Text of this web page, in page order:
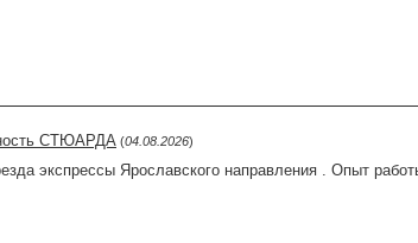
СТЮАРДА (04.08.2026)
экспрессы Ярославского направления . Опыт